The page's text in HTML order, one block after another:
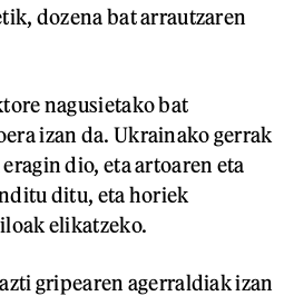
dozena bat arrautzaren
nagusietako bat
izan da. Ukrainako gerrak
dio, eta artoaren eta
ditu, eta horiek
elikatzeko.
gripearen agerraldiak izan